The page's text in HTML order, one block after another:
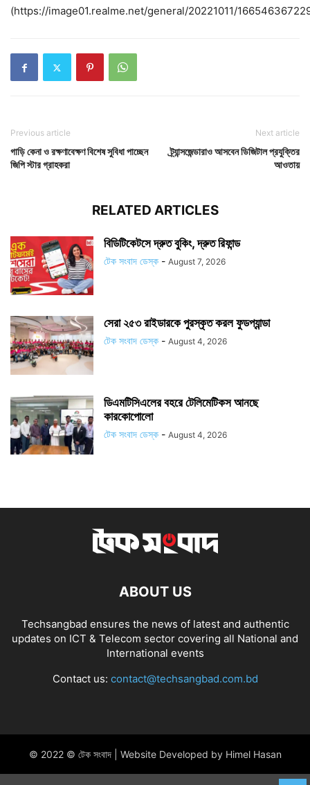
(https://image01.realme.net/general/20221011/
Previous article
গাড়ি কেনা ও রক্ষণাবেক্ষণ বিশেষ সুবিধা পাচ্ছেন
জিপি স্টার গ্রাহকরা
Next article
ট্র্যান্সজেন্ডারাও আসবেন ডিজিটাল প্রযুক্তির
আওতায়
RELATED ARTICLES
বিডিটিকেটসে দ্রুত বুকিং, দ্রুত রিফান্ড
টেক সংবাদ ডেস্ক - August 7, 2026
সেরা ২৫৩ রাইডারকে পুরস্কৃত করল ফুডপ্যান্ডা
টেক সংবাদ ডেস্ক - August 4, 2026
ডিএমটিসিএলের বহরে টেলিমেটিকস আনছে
কারকোপোলো
টেক সংবাদ ডেস্ক - August 4, 2026
ABOUT US
Techsangbad ensures the news of latest and authentic
updates on ICT & Telecom sector covering all National and
International events
Contact us: contact@techsangbad.com.bd
© 2022 © টেক সংবাদ | Website Developed by Himel Hasan